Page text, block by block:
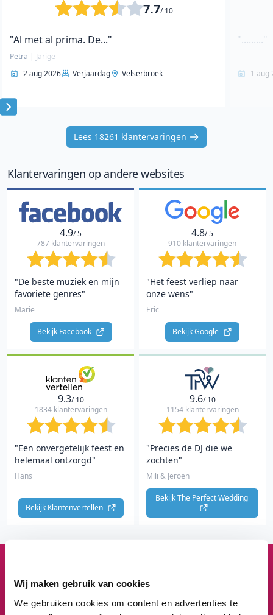
Wij maken gebruik van cookies
We gebruiken cookies om content en advertenties te
7.7/ 10
"Al met al prima. De..."
Petra | Jarige
2 aug 2026
Verjaardag Velserbroek
"........."
1 aug
Item
Lees 18261 klantervaringen
Klantervaringen op andere websites
4.9/ 5
787 klantervaringen
"De beste muziek en mijn
favoriete genres"
Marie
Bekijk Facebook
4.8/ 5
910 klantervaringen
"Het feest verliep naar
onze wens"
Eric
Bekijk Google
9.3/ 10
1834 klantervaringen
"Een onvergetelijk feest en
helemaal ontzorgd"
Hans
Bekijk Klantenvertellen
9.6/ 10
1154 klantervaringen
"Precies de DJ die we
zochten"
Mili & Jeroen
Bekijk The Perfect Wedding
1 3 8 3